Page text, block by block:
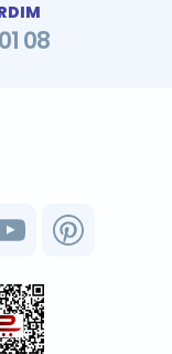
08